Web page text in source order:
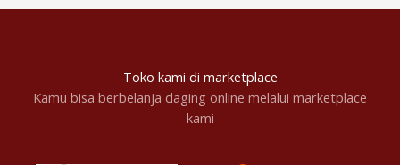
Toko kami di marketplace
Kamu bisa berbelanja daging online melalui marketplace
kami